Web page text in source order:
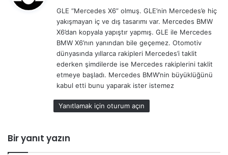
i
k
i
GLE “Mercedes X6” olmuş. GLE’nin Mercedes’e hiç
yakışmayan iç ve dış tasarımı var. Mercedes BMW
X6’dan kopyala yapıştır yapmış. GLE ile Mercedes
BMW X6’nın yanından bile geçemez. Otomotiv
dünyasında yıllarca rakipleri Mercedes’i taklit
ederken şimdilerde ise Mercedes rakiplerini taklit
etmeye başladı. Mercedes BMW’nin büyüklüğünü
kabul etti bunu yaparak ister istemez
Yanıtlamak için oturum açın
Bir yanıt yazın